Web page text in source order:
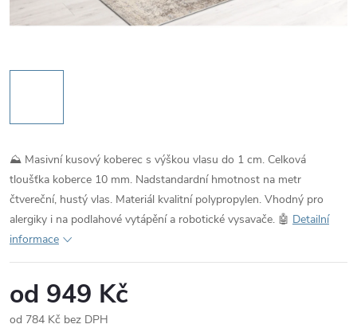
⛰️ Masivní kusový koberec s výškou vlasu do 1 cm. Celková
tloušťka koberce 10 mm. Nadstandardní hmotnost na metr
čtvereční, hustý vlas. Materiál kvalitní polypropylen. Vhodný pro
alergiky i na podlahové vytápění a robotické vysavače. 🤖 Detailní
informace
od 949 Kč
od 784 Kč bez DPH